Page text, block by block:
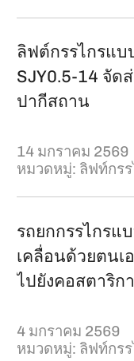
ลิฟต์กรรไกรแบ
SJY0.5-14 จัด
ปากีสถาน
14 มกราคม 2569
หมวดหมู่: ลิฟท์กร
รถยกกรรไกรแ
เคลื่อนด้วยตนเ
ไปยังคอสตาริกา
4 มกราคม 2569
หมวดหมู่: ลิฟท์กร